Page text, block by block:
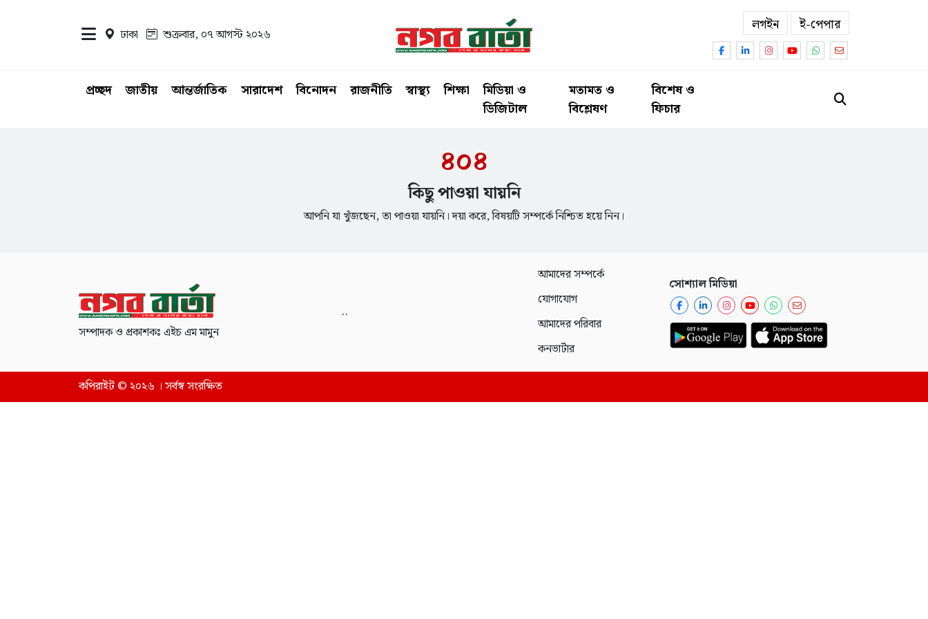
ঢাকা শুক্রবার, ০৭ আগস্ট ২০২৬
লগইন ই-পেপার
প্রচ্ছদ জাতীয় আন্তর্জাতিক সারাদেশ বিনোদন রাজনীতি স্বাস্থ্য শিক্ষা
মিডিয়া ও
ডিজিটাল
মতামত ও
বিশ্লেষণ
বিশেষ ও
ফিচার
৪০৪
কিছু পাওয়া যায়নি
আপনি যা খুঁজছেন, তা পাওয়া যায়নি। দয়া করে, বিষয়টি সম্পর্কে নিশ্চিত হয়ে নিন।
সম্পাদক ও প্রকাশকঃ এইচ এম মামুন
..
আমাদের সম্পর্কে
যোগাযোগ
আমাদের পরিবার
কনভার্টার
সোশ্যাল মিডিয়া
কপিরাইট © ২০২৬ । সর্বস্ব সংরক্ষিত